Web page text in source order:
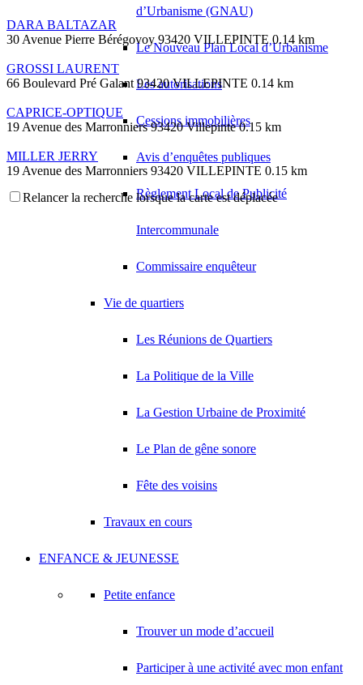
d’Urbanisme (GNAU)
Le Nouveau Plan Local d’Urbanisme
Les autorisations
Cessions immobilières
Avis d’enquêtes publiques
Règlement Local de Publicité
Intercommunale
Commissaire enquêteur
Vie de quartiers
Les Réunions de Quartiers
La Politique de la Ville
La Gestion Urbaine de Proximité
Le Plan de gêne sonore
Fête des voisins
Travaux en cours
ENFANCE & JEUNESSE
Petite enfance
Trouver un mode d’accueil
Participer à une activité avec mon enfant
DARA BALTAZAR
30 Avenue Pierre Bérégovoy 93420 VILLEPINTE 0.14 km
GROSSI LAURENT
66 Boulevard Pré Galant 93420 VILLEPINTE 0.14 km
CAPRICE-OPTIQUE
19 Avenue des Marronniers 93420 Villepinte 0.15 km
MILLER JERRY
19 Avenue des Marronniers 93420 VILLEPINTE 0.15 km
BELKOUCHE ABDELMALIK
65 Boulevard Circulaire 93420 VILLEPINTE
21 Avenue Pierre Bérégovoy 93420 VILLEPINTE
14 Boulevard Pre Galant 93420 VILLEPINTE 0.21 km
HELIN PHILIPPE ROBERT
43 Boulevard Circulaire 93420 VILLEPINTE
40 Avenue des Marronniers 93420 VILLEPINTE
20 Avenue de la Foret 93420 VILLEPINTE
Relancer la recherche lorsque la carte est déplacée